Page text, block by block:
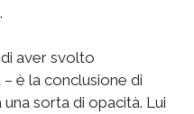
aver svolto
è la conclusione di
sorta di opacità. Lui